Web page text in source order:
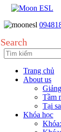
Search
Trang chủ
About us
Tầm
Tại
Khóa học